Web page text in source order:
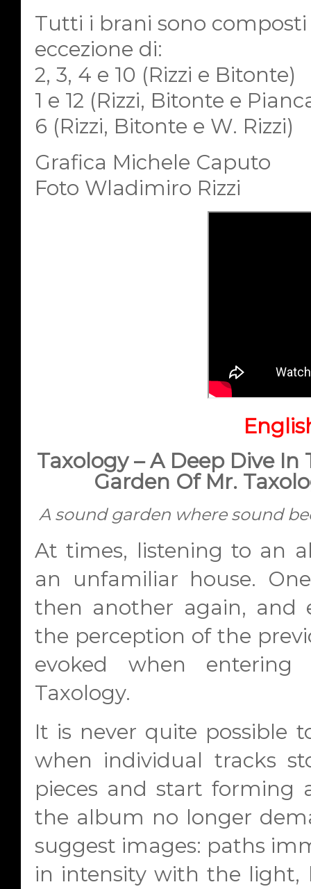
Tutti i brani sono composti
eccezione di:
2, 3, 4 e 10 (Rizzi e Bitonte)
1 e 12 (Rizzi, Bitonte e
6 (Rizzi, Bitonte e W. Rizzi)
Grafica Michele Caputo
Foto Wladimiro Rizzi
Taxology – A Deep Dive
Garden Of Mr.
A sound garden where sound
At times, listening to an
an unfamiliar house.
then another again, and
the perception of the
evoked when
Taxology.
It is never quite possible
when individual tracks
pieces and start forming
the album no longer
suggest images: paths
in intensity with the light,